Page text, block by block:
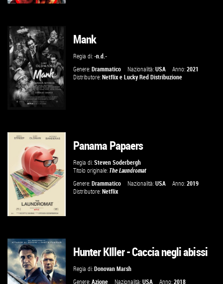
GUARDA IL TRAILER
VAI ALLA SCHEDA
VAI ALLA SCHEDA
Mank
Regia di:-n.d.-
Genere:Drammatico Nazionalità:USA Anno:2021
Distributore:Netflix eLucky Red Distribuzione
VAI ALLA SCHEDA
Panama Papaers
Regia di:Steven Soderbergh
Titolo originale: The Laundromat
Genere:Drammatico Nazionalità:USA Anno:2019
Distributore:Netflix
Hunter KIller - Caccia negli abissi
Regia di:Donovan Marsh
Genere:Azione Nazionalità:USA Anno:2018